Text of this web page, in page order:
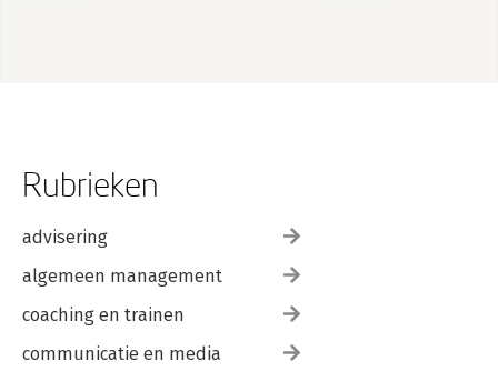
Rubrieken
advisering
algemeen management
coaching en trainen
communicatie en media